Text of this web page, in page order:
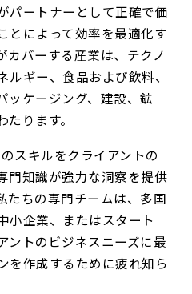
パートナーとして正確で価
とによって効率を最適化す
カバーする産業は、テクノ
ギー、食品および飲料、
ッケージング、建設、鉱
ります。
スキルをクライアントの
門知識が強力な洞察を提供
たちの専門チームは、多国
小企業、またはスタート
ントのビジネスニーズに最
を作成するために疲れ知ら